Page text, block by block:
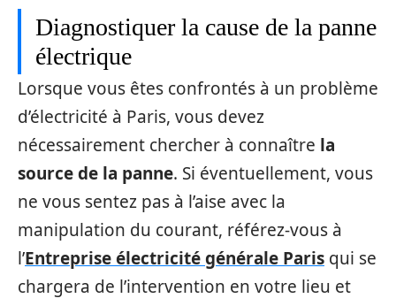
Diagnostiquer la cause de la panne
électrique
Lorsque vous êtes confrontés à un problème
d’électricité à Paris, vous devez
nécessairement chercher à connaître la
source de la panne. Si éventuellement, vous
ne vous sentez pas à l’aise avec la
manipulation du courant, référez-vous à
l’Entreprise électricité générale Paris qui se
chargera de l’intervention en votre lieu et